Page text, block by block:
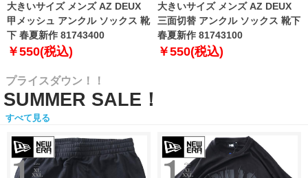
大きいサイズ メンズ AZ DEUX
甲メッシュ アンクル ソックス 靴
下 春夏新作 81743400
￥550(税込)
大きいサイズ メンズ AZ DEUX
三面切替 アンクル ソックス 靴下
春夏新作 81743100
￥550(税込)
プライスダウン！！
SUMMER SALE！
すべて見る